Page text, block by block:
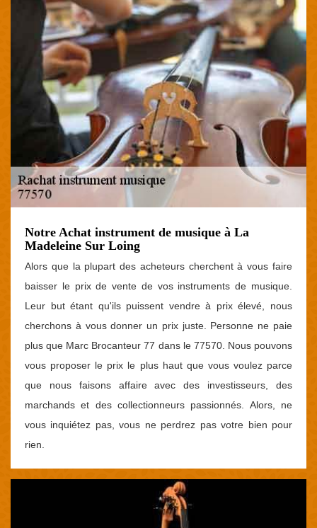
Notre Achat instrument de musique à La
Madeleine Sur Loing
Alors que la plupart des acheteurs cherchent à vous faire
baisser le prix de vente de vos instruments de musique.
Leur but étant qu'ils puissent vendre à prix élevé, nous
cherchons à vous donner un prix juste. Personne ne paie
plus que Marc Brocanteur 77 dans le 77570. Nous pouvons
vous proposer le prix le plus haut que vous voulez parce
que nous faisons affaire avec des investisseurs, des
marchands et des collectionneurs passionnés. Alors, ne
vous inquiétez pas, vous ne perdrez pas votre bien pour
rien.